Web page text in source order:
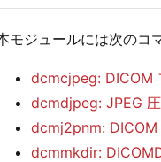
モジュールには次のコ
dcmcjpeg: DICOM
dcmdjpeg: JPEG
dcmj2pnm: DICOM
dcmmkdir: